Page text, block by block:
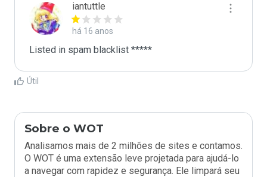
iantuttle
há 16 anos
Listed in spam blacklist *****
Útil
Sobre o WOT
Analisamos mais de 2 milhões de sites e contamos.
O WOT é uma extensão leve projetada para ajudá-lo
a navegar com rapidez e segurança. Ele limpará seu